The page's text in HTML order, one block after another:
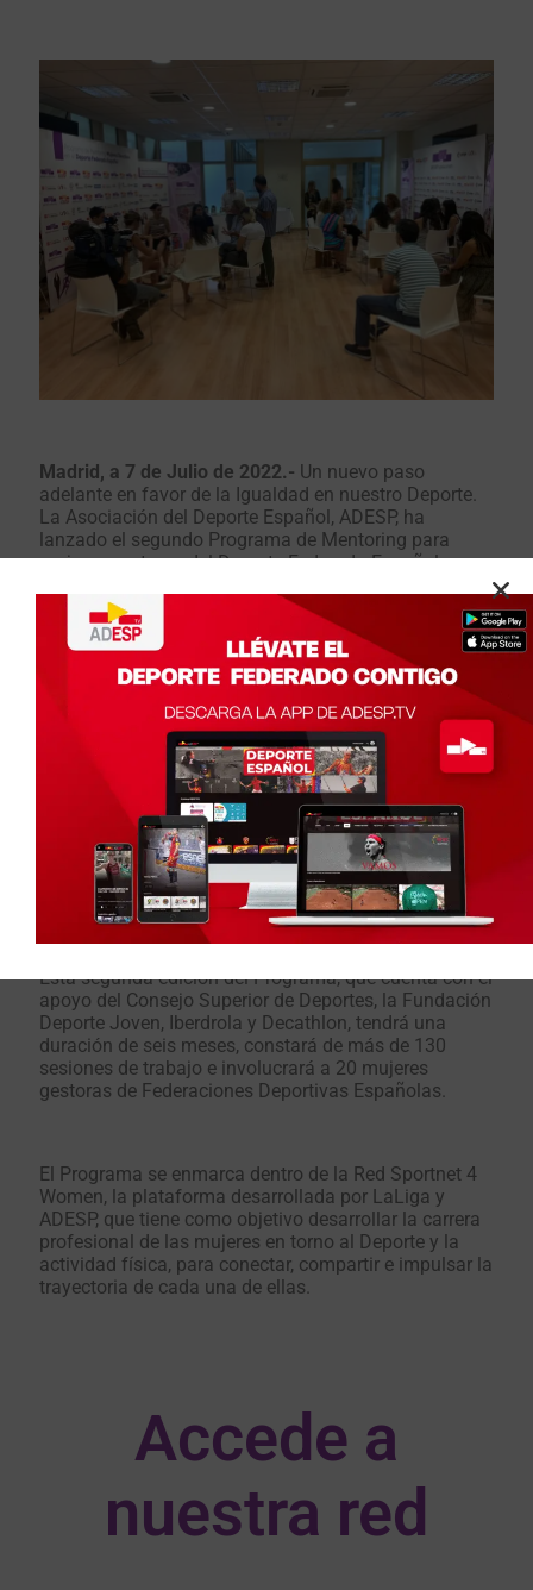
Madrid, a 7 de Julio de 2022.- Un nuevo paso
adelante en favor de la Igualdad en nuestro Deporte.
La Asociación del Deporte Español, ADESP, ha
lanzado el segundo Programa de Mentoring para
mujeres gestoras del Deporte Federado Español.
Los objetivos principales del Programa son fomentar
la presencia de mujeres en puestos directivos y de
toma de decisión, y favorecer la creación de sólidas
redes de cooperación entre gestores sénior y las
ellos y convertir esta práctica en algo habitual.
Mercedes Coghen, coordinadora del Programa de
Mentoring en ADESP, ha explicado que “queremos
seguir creciendo para que la industria del Deporte y
las entidades gestoras del mismo puedan
beneficiarse de la incorporación del talento femenino,
ayudando a cubrir esa carencia histórica que existe
entorno al liderazgo femenino en nuestro sector.”
Esta segunda edición del Programa, que cuenta con el
apoyo del Consejo Superior de Deportes, la Fundación
Deporte Joven, Iberdrola y Decathlon, tendrá una
duración de seis meses, constará de más de 130
sesiones de trabajo e involucrará a 20 mujeres
gestoras de Federaciones Deportivas Españolas.
El Programa se enmarca dentro de la Red Sportnet 4
Women, la plataforma desarrollada por LaLiga y
ADESP, que tiene como objetivo desarrollar la carrera
profesional de las mujeres en torno al Deporte y la
actividad física, para conectar, compartir e impulsar la
trayectoria de cada una de ellas.
Accede a
nuestra red​